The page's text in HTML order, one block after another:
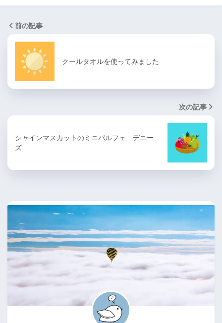
前の記事
クールタオルを使ってみました
次の記事
シャインマスカットのミニパルフェ デニー
ズ